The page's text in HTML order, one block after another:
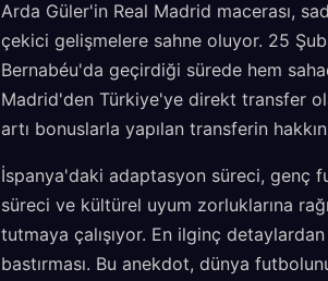
Arda Güler'in Real Madrid macerası,
çekici gelişmelere sahne oluyor. 25
Bernabéu'da geçirdiği sürede hem
Madrid'den Türkiye'ye direkt transfer
artı bonuslarla yapılan transferin
İspanya'daki adaptasyon süreci, genç
süreci ve kültürel uyum zorluklarına
tutmaya çalışıyor. En ilginç
bastırması. Bu anekdot, dünya